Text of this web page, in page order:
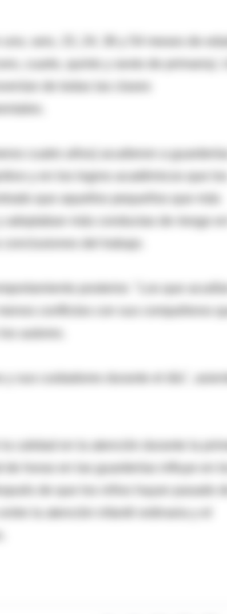
seis, 15, 24, 36 y 54 meses de
cuarto, quinto y sexto de primaria).
cuatro años) acudieron a
y en los logros académicos que
que aquellos pequeños que más
adoptaban más conductas de riesgo
del trabajo.
posterior. "Los que
autores.
y sus cuidadores durante el día",
calidad en la atención durante la
horas en las guarderías influye en
de que los niños hayan pasado